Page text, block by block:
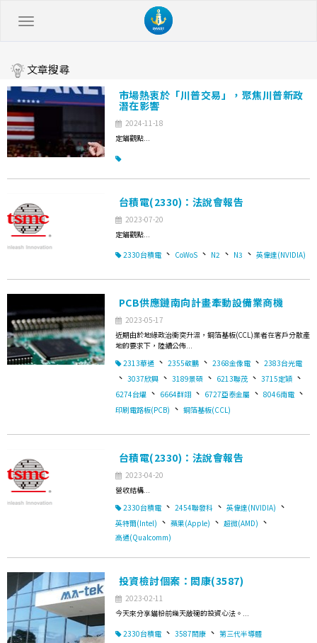
文章搜尋
市場熱衷於「川普交易」，聚焦川普新政
潛在影響
2024-11-18
定錨觀點...
台積電(2330)：法說會報告
2023-07-20
定錨觀點...
2330台積電 、 CoWoS 、 N2 、 N3 、 英偉達(NVIDIA)
PCB供應鏈南向計畫牽動設備業商機
2023-05-17
近期由於地緣政治衝突升溫，銅箔基板(CCL)業者在客戶分散產
地的要求下，陸續公佈...
2313華通 、 2355敬鵬 、 2368金像電 、 2383台光電
、 3037欣興 、 3189景碩 、 6213聯茂 、 3715定穎 、
6274台燿 、 6664群翊 、 6727亞泰金屬 、 8046南電 、
印刷電路板(PCB) 、 銅箔基板(CCL)
台積電(2330)：法說會報告
2023-04-20
營收結構...
2330台積電 、 2454聯發科 、 英偉達(NVIDIA) 、
英特爾(Intel) 、 蘋果(Apple) 、 超微(AMD) 、
高通(Qualcomm)
投資檢討個案：閎康(3587)
2023-02-11
今天來分享錨粉前幾天敲碗的投資心法。...
2330台積電 、 3587閎康 、 第三代半導體